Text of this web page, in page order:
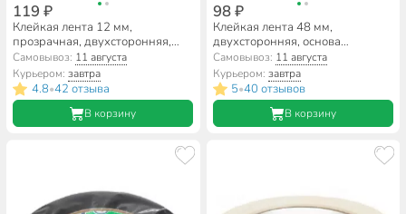
119 ₽
Клейкая лента 12 мм,
прозрачная, двухсторонняя,
основа акриловая, 3 м,
Smartbuy, SBE-DST-12-03-t
Самовывоз: 11 августа
Курьером:завтра
4.8•42 отзыва
В корзину
98 ₽
Клейкая лента 48 мм,
двухсторонняя, основа
полипропиленовая, 5 м, Kroll
Самовывоз: 11 августа
Курьером: завтра
5•40 отзывов
В корзину